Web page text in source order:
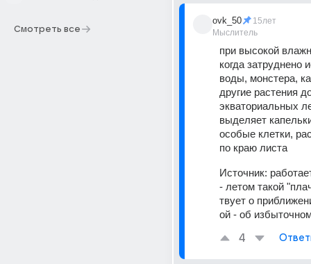
Смотреть все
ovk_50
Мыслитель
15лет
при высокой
когда затруднено
воды, монстера,
другие растения
экваториальных
выделяет
особые клетки,
по краю листа
Источник:
- летом такой
твует о
ой - об
4